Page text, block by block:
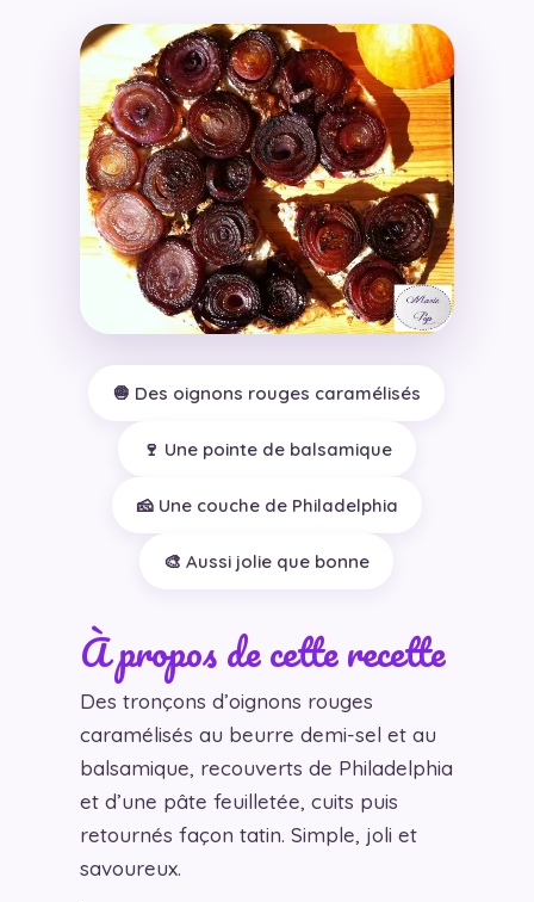
🧅 Des oignons rouges caramélisés
🍷 Une pointe de balsamique
🧀 Une couche de Philadelphia
🎨 Aussi jolie que bonne
À propos de cette recette
Des tronçons d’oignons rouges
caramélisés au beurre demi-sel et au
balsamique, recouverts de Philadelphia
et d’une pâte feuilletée, cuits puis
retournés façon tatin. Simple, joli et
savoureux.